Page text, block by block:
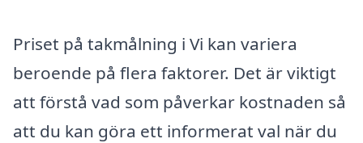
Priset på takmålning i Vi kan variera
beroende på flera faktorer. Det är viktigt
att förstå vad som påverkar kostnaden så
att du kan göra ett informerat val när du